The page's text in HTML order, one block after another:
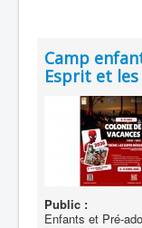
Camp
Esprit et
Public :
Enfants et Pré-